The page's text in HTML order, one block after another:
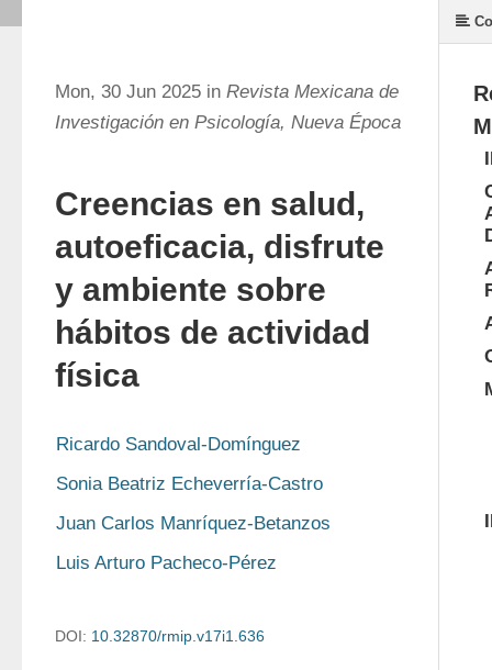
Mon, 30 Jun 2025 in Revista Mexicana de
Investigación en Psicología, Nueva Época
Creencias en salud,
autoeficacia, disfrute
y ambiente sobre
hábitos de actividad
física
Ricardo Sandoval-Domínguez
Sonia Beatriz Echeverría-Castro
Juan Carlos Manríquez-Betanzos
Luis Arturo Pacheco-Pérez
DOI: 10.32870/rmip.v17i1.636